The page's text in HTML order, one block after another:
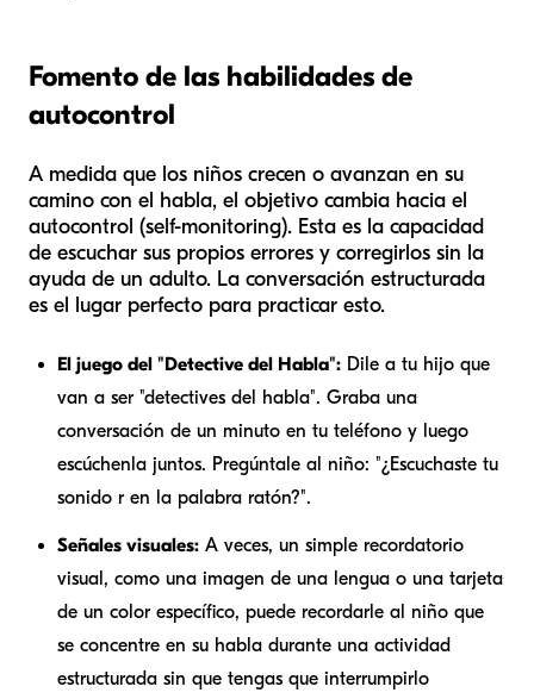
Fomento de las habilidades de
autocontrol
A medida que los niños crecen o avanzan en su
camino con el habla, el objetivo cambia hacia el
autocontrol (self-monitoring). Esta es la capacidad
de escuchar sus propios errores y corregirlos sin la
ayuda de un adulto. La conversación estructurada
es el lugar perfecto para practicar esto.
El juego del "Detective del Habla": Dile a tu hijo que
van a ser "detectives del habla". Graba una
conversación de un minuto en tu teléfono y luego
escúchenla juntos. Pregúntale al niño: "¿Escuchaste tu
sonido r en la palabra ratón?".
Señales visuales: A veces, un simple recordatorio
visual, como una imagen de una lengua o una tarjeta
de un color específico, puede recordarle al niño que
se concentre en su habla durante una actividad
estructurada sin que tengas que interrumpirlo